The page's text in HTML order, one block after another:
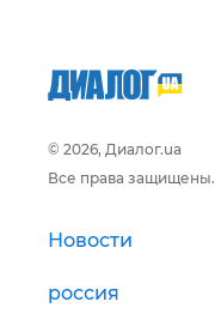
© 2026, Диалог.ua
Все права защищены.
Новости
россия